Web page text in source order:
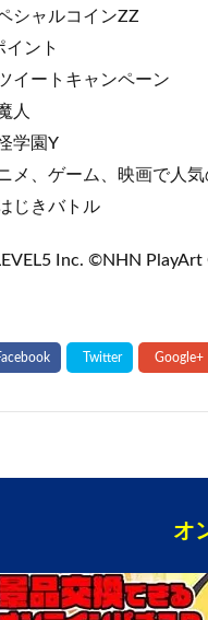
シャルコインZZ
イント
イートキャンペーン
人
学園Y
メ、ゲーム、映画で人
じきバトル
Inc. ©NHN PlayArt
オ